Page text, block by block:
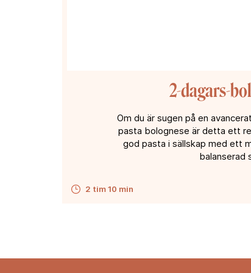
2 tim 10 min
2-dagars-
Om du är sugen på en
pasta bolognese är detta ett
god pasta i sällskap med ett
balanserad